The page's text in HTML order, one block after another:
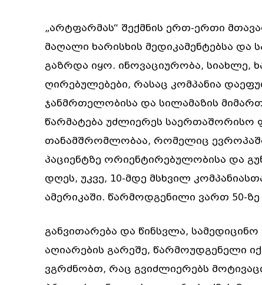
„არტფარმას“ შექმნის ერთ-ერთი
მაღალი ხარისხის მედიკამენტებსა და
გაზრდა იყო. ინოვაციურობა, სიახლე,
ღირებულებები, რასაც კომპანია
ჯანმრთელობისა და სილამაზის
წარმატება უძლიერეს საერთაშორისო
თანამშრომლობაა, რომელიც
პაციენტზე ორიენტირებულობისა და
დღეს, უკვე, 10-მდე მსხვილ
ამერიკაში. წარმოდგენილი ვართ 50-
განვითარება და წინსვლა,
აღიარების გარეშე, წარმოუდგენელი
ვგრძნობთ, რაც გვიძლიერებს